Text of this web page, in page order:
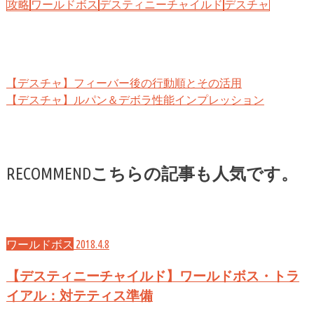
攻略 ワールドボス デスティニーチャイルド デスチャ
【デスチャ】フィーバー後の行動順とその活用
【デスチャ】ルパン＆デボラ性能インプレッション
RECOMMENDこちらの記事も人気です。
ワールドボス 2018.4.8
【デスティニーチャイルド】ワールドボス・トラ
イアル：対テティス準備